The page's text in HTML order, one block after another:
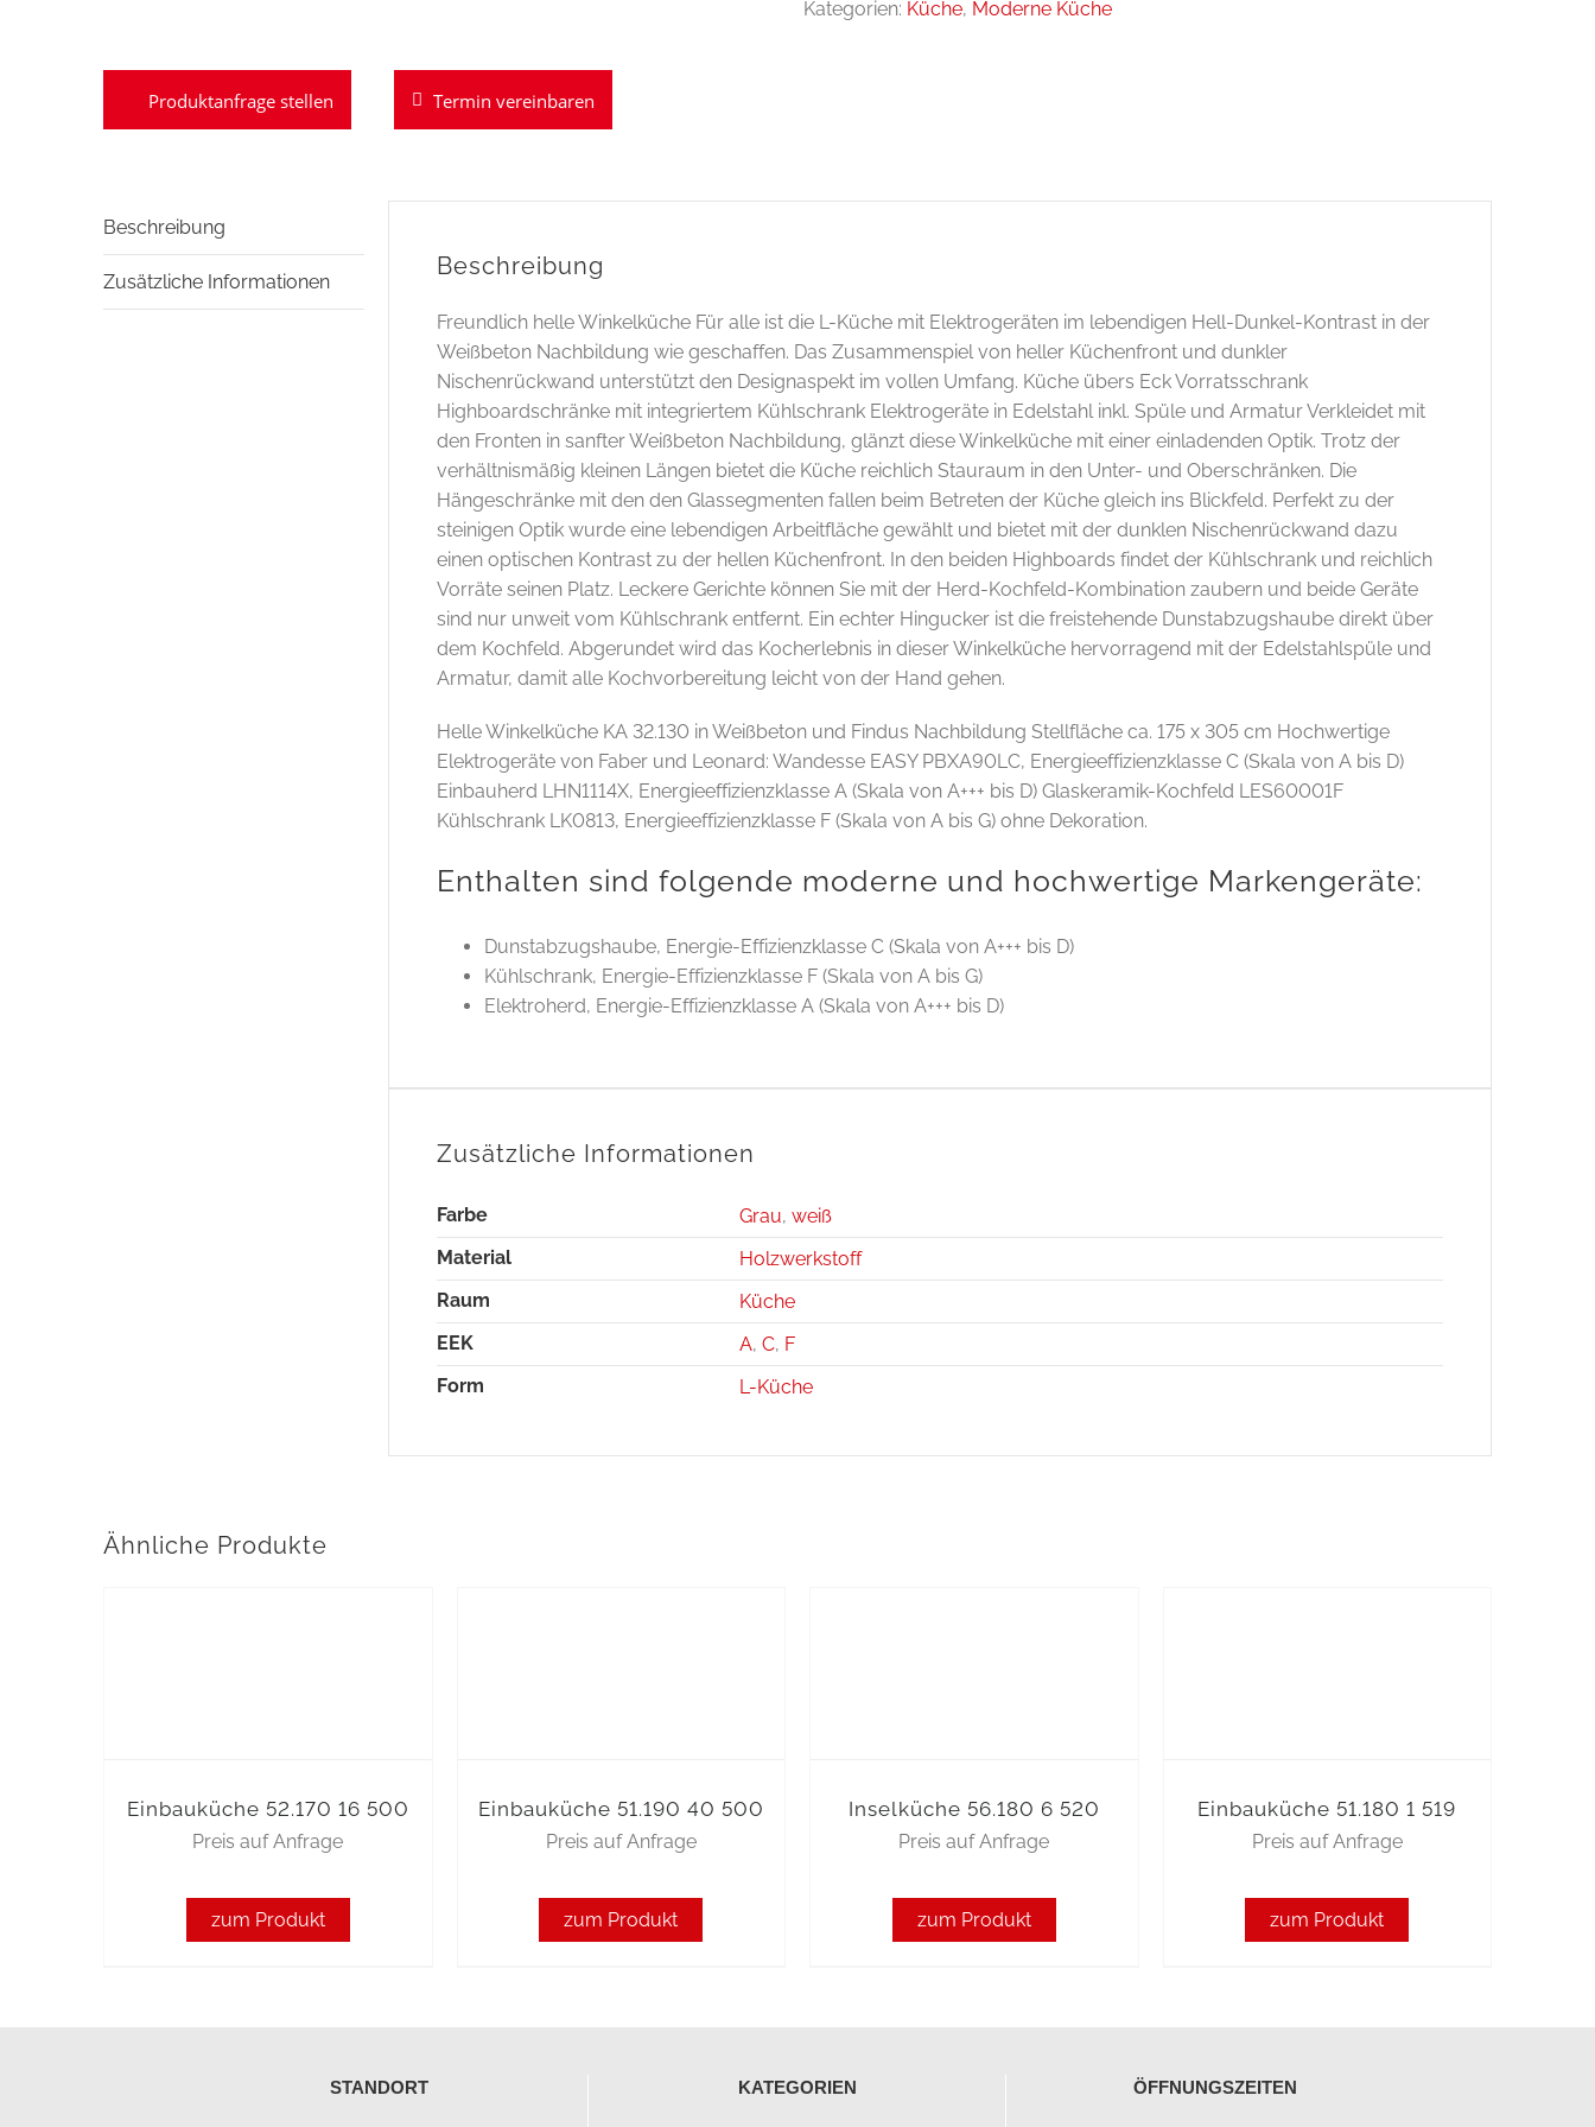
Kategorien: Küche, Moderne Küche
Termin vereinbaren
Beschreibung
Zusätzliche Informationen
Beschreibung
Freundlich helle Winkelküche Für alle ist die L-Küche mit Elektrogeräten im lebendigen Hell-Dunkel-Kontrast in der
Weißbeton Nachbildung wie geschaffen. Das Zusammenspiel von heller Küchenfront und dunkler
Nischenrückwand unterstützt den Designaspekt im vollen Umfang. Küche übers Eck Vorratsschrank
Highboardschränke mit integriertem Kühlschrank Elektrogeräte in Edelstahl inkl. Spüle und Armatur Verkleidet mit
den Fronten in sanfter Weißbeton Nachbildung, glänzt diese Winkelküche mit einer einladenden Optik. Trotz der
verhältnismäßig kleinen Längen bietet die Küche reichlich Stauraum in den Unter- und Oberschränken. Die
Hängeschränke mit den den Glassegmenten fallen beim Betreten der Küche gleich ins Blickfeld. Perfekt zu der
steinigen Optik wurde eine lebendigen Arbeitfläche gewählt und bietet mit der dunklen Nischenrückwand dazu
einen optischen Kontrast zu der hellen Küchenfront. In den beiden Highboards findet der Kühlschrank und reichlich
Vorräte seinen Platz. Leckere Gerichte können Sie mit der Herd-Kochfeld-Kombination zaubern und beide Geräte
sind nur unweit vom Kühlschrank entfernt. Ein echter Hingucker ist die freistehende Dunstabzugshaube direkt über
dem Kochfeld. Abgerundet wird das Kocherlebnis in dieser Winkelküche hervorragend mit der Edelstahlspüle und
Armatur, damit alle Kochvorbereitung leicht von der Hand gehen.
Helle Winkelküche KA 32.130 in Weißbeton und Findus Nachbildung Stellfläche ca. 175 x 305 cm Hochwertige
Elektrogeräte von Faber und Leonard: Wandesse EASY PBXA90LC, Energieeffizienzklasse C (Skala von A bis D)
Einbauherd LHN1114X, Energieeffizienzklasse A (Skala von A+++ bis D) Glaskeramik-Kochfeld LES60001F
Kühlschrank LK0813, Energieeffizienzklasse F (Skala von A bis G) ohne Dekoration.
Enthalten sind folgende moderne und hochwertige Markengeräte:
Dunstabzugshaube, Energie-Effizienzklasse C (Skala von A+++ bis D)
Kühlschrank, Energie-Effizienzklasse F (Skala von A bis G)
Elektroherd, Energie-Effizienzklasse A (Skala von A+++ bis D)
Zusätzliche Informationen
Farbe Grau, weiß
Material
Holzwerkstoff
Raum
Küche
EEK
A, C, F
Form
L-Küche
Ähnliche Produkte
Einbauküche 52.170 16 500
Preis auf Anfrage
zum Produkt
Einbauküche 51.190 40 500
Preis auf Anfrage
zum Produkt
Inselküche 56.180 6 520
Preis auf Anfrage
zum Produkt
Einbauküche 51.180 1 519
Preis auf Anfrage
zum Produkt
STANDORT KATEGORIEN ÖFFNUNGSZEITEN